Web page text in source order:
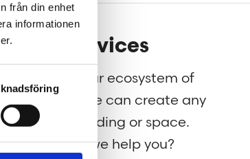
från din enhet
informationen
Our services
Through our ecosystem of
services, we can create any
kind of building or space.
How may we help you?